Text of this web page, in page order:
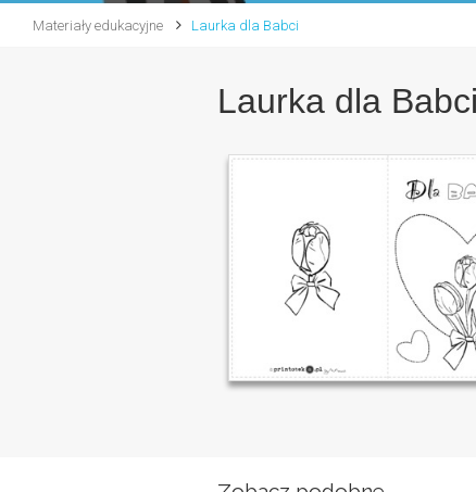
Materiały edukacyjne Laurka dla Babci
Laurka dla Babci